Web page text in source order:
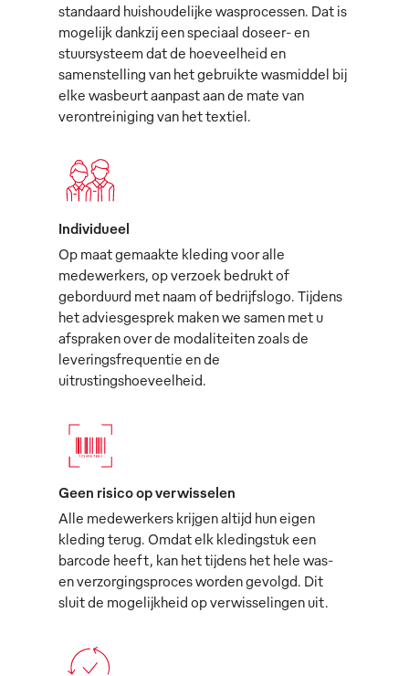
standaard huishoudelijke wasprocessen. Dat is
mogelijk dankzij een speciaal doseer- en
stuursysteem dat de hoeveelheid en
samenstelling van het gebruikte wasmiddel bij
elke wasbeurt aanpast aan de mate van
verontreiniging van het textiel.
Individueel
Op maat gemaakte kleding voor alle
medewerkers, op verzoek bedrukt of
geborduurd met naam of bedrijfslogo. Tijdens
het adviesgesprek maken we samen met u
afspraken over de modaliteiten zoals de
leveringsfrequentie en de
uitrustingshoeveelheid.
Geen risico op verwisselen
Alle medewerkers krijgen altijd hun eigen
kleding terug. Omdat elk kledingstuk een
barcode heeft, kan het tijdens het hele was-
en verzorgingsproces worden gevolgd. Dit
sluit de mogelijkheid op verwisselingen uit.